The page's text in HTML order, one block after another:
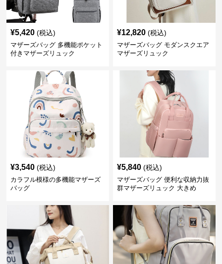
¥5,420 (税込)
マザーズバッグ 多機能ポケット
付きマザーズリュック
¥12,820 (税込)
マザーズバッグ モダンスクエア
マザーズリュック
¥3,540 (税込)
カラフル模様の多機能マザーズ
バッグ
¥5,840 (税込)
マザーズバッグ 便利な収納力抜
群マザーズリュック 大きめ